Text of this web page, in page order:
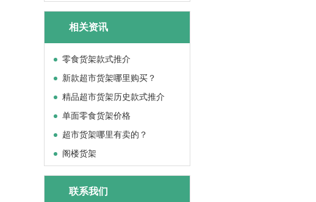
相关资讯
零食货架款式推介
新款超市货架哪里购买？
精品超市货架历史款式推介
单面零食货架价格
超市货架哪里有卖的？
阁楼货架
联系我们